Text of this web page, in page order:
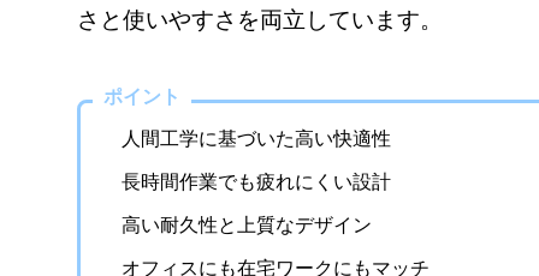
さと使いやすさを両立しています。
ポイント
人間工学に基づいた高い快適性
長時間作業でも疲れにくい設計
高い耐久性と上質なデザイン
オフィスにも在宅ワークにもマッチ